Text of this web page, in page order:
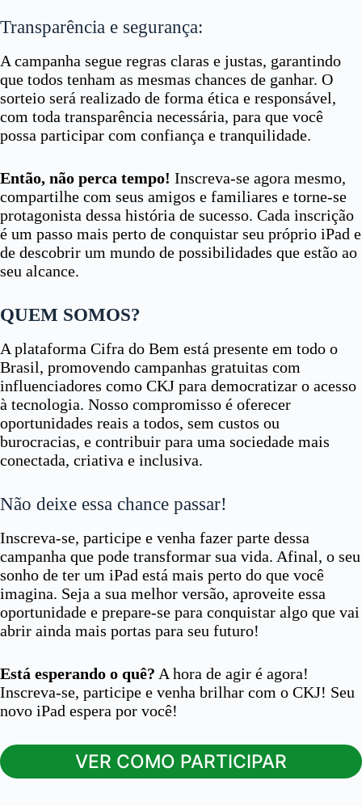
Transparência e segurança:
A campanha segue regras claras e justas, garantindo
que todos tenham as mesmas chances de ganhar. O
sorteio será realizado de forma ética e responsável,
com toda transparência necessária, para que você
possa participar com confiança e tranquilidade.
Então, não perca tempo! Inscreva-se agora mesmo,
compartilhe com seus amigos e familiares e torne-se
protagonista dessa história de sucesso. Cada inscrição
é um passo mais perto de conquistar seu próprio iPad e
de descobrir um mundo de possibilidades que estão ao
seu alcance.
QUEM SOMOS?
A plataforma Cifra do Bem está presente em todo o
Brasil, promovendo campanhas gratuitas com
influenciadores como CKJ para democratizar o acesso
à tecnologia. Nosso compromisso é oferecer
oportunidades reais a todos, sem custos ou
burocracias, e contribuir para uma sociedade mais
conectada, criativa e inclusiva.
Não deixe essa chance passar!
Inscreva-se, participe e venha fazer parte dessa
campanha que pode transformar sua vida. Afinal, o seu
sonho de ter um iPad está mais perto do que você
imagina. Seja a sua melhor versão, aproveite essa
oportunidade e prepare-se para conquistar algo que vai
abrir ainda mais portas para seu futuro!
Está esperando o quê? A hora de agir é agora!
Inscreva-se, participe e venha brilhar com o CKJ! Seu
novo iPad espera por você!
VER COMO PARTICIPAR